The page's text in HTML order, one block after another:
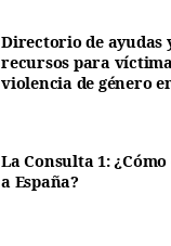
Directorio de ayudas
recursos para
violencia de género
La Consulta 1:
a España?